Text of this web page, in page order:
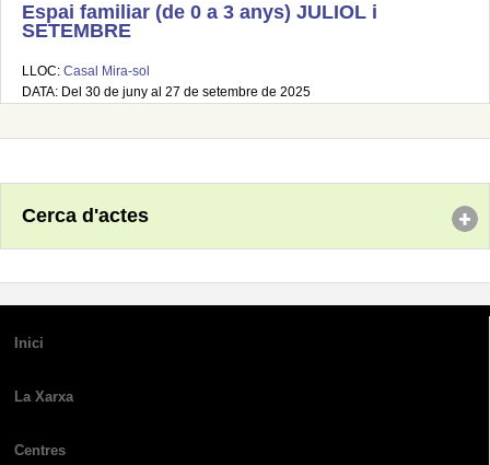
Espai familiar (de 0 a 3 anys) JULIOL i
SETEMBRE
LLOC: Casal Mira-sol
DATA: Del 30 de juny al 27 de setembre de 2025
Cerca d'actes
Inici
La Xarxa
Centres